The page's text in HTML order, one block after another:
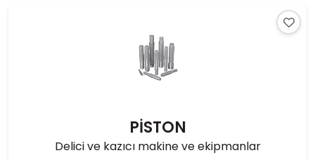
PİSTON
Delici ve kazıcı makine ve ekipmanlar